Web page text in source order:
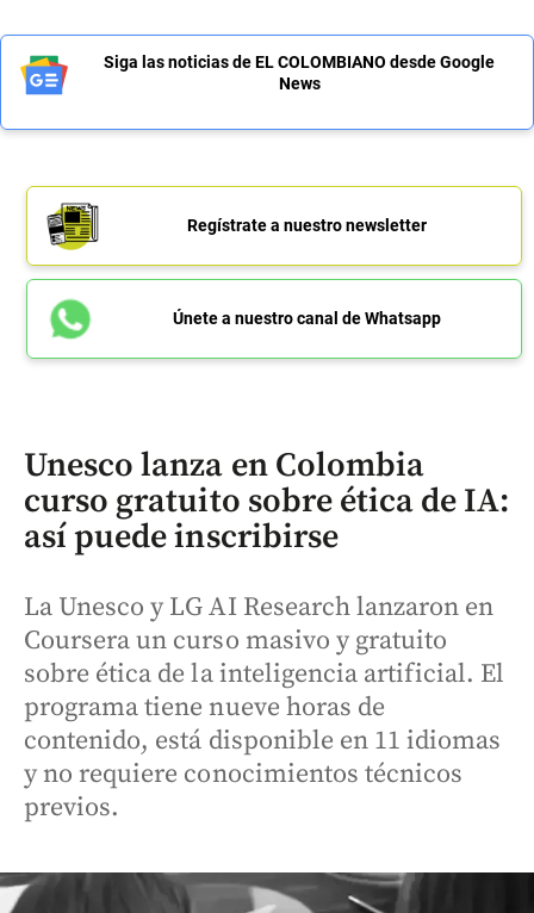
Siga las noticias de EL COLOMBIANO desde Google
News
Regístrate a nuestro newsletter
Únete a nuestro canal de Whatsapp
Unesco lanza en Colombia
curso gratuito sobre ética de IA:
así puede inscribirse
La Unesco y LG AI Research lanzaron en
Coursera un curso masivo y gratuito
sobre ética de la inteligencia artificial. El
programa tiene nueve horas de
contenido, está disponible en 11 idiomas
y no requiere conocimientos técnicos
previos.